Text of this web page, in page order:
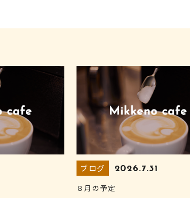
ブログ 2026.7.31
８月の予定